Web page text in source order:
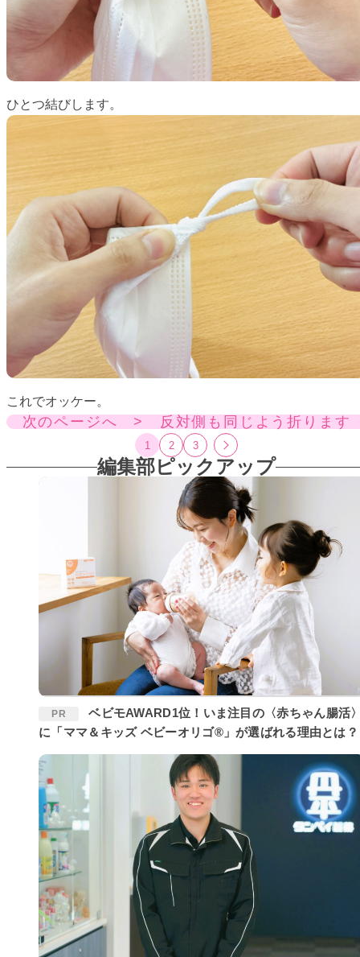
ひとつ結びします。
これでオッケー。
次のページへ > 反対側も同じよう折ります
1 2 3
編集部ピックアップ
PR
ベビモAWARD1位！いま注目の〈赤ちゃん腸活〉
に「ママ＆キッズ ベビーオリゴ®」が選ばれる理由とは？